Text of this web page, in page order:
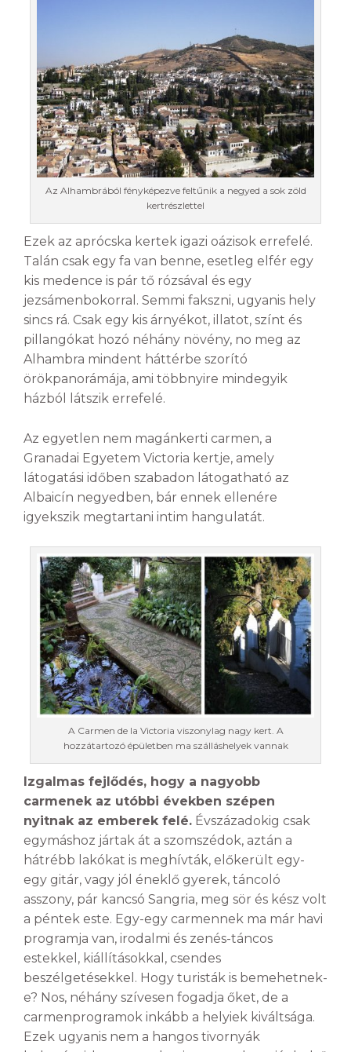
Az Alhambrából fényképezve feltűnik a negyed a sok zöld
kertrészlettel
Ezek az aprócska kertek igazi oázisok errefelé.
Talán csak egy fa van benne, esetleg elfér egy
kis medence is pár tő rózsával és egy
jezsámenbokorral. Semmi fakszni, ugyanis hely
sincs rá. Csak egy kis árnyékot, illatot, színt és
pillangókat hozó néhány növény, no meg az
Alhambra mindent háttérbe szorító
örökpanorámája, ami többnyire mindegyik
házból látszik errefelé.
Az egyetlen nem magánkerti carmen, a
Granadai Egyetem Victoria kertje, amely
látogatási időben szabadon látogatható az
Albaicín negyedben, bár ennek ellenére
igyekszik megtartani intim hangulatát.
A Carmen de la Victoria viszonylag nagy kert. A
hozzátartozó épületben ma szálláshelyek vannak
Izgalmas fejlődés, hogy a nagyobb
carmenek az utóbbi években szépen
nyitnak az emberek felé. Évszázadokig csak
egymáshoz jártak át a szomszédok, aztán a
hátrébb lakókat is meghívták, előkerült egy-
egy gitár, vagy jól éneklő gyerek, táncoló
asszony, pár kancsó Sangria, meg sör és kész volt
a péntek este. Egy-egy carmennek ma már havi
programja van, irodalmi és zenés-táncos
estekkel, kiállításokkal, csendes
beszélgetésekkel. Hogy turisták is bemehetnek-
e? Nos, néhány szívesen fogadja őket, de a
carmenprogramok inkább a helyiek kiváltsága.
Ezek ugyanis nem a hangos tivornyák